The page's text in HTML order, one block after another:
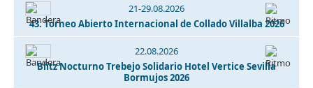
21-29.08.2026
43. Torneo Abierto Internacional de Collado Villalba 2026
22.08.2026
Blitz Nocturno Trebejo Solidario Hotel Vertice Sevilla
Bormujos 2026